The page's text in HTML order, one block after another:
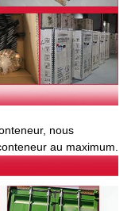
nous
au maximum.